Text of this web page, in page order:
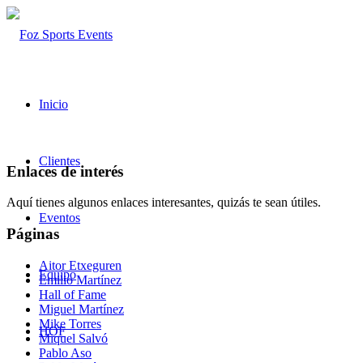
Inicio
Clientes
Eventos
Equipo
HOF
Enlaces de interés
Aquí tienes algunos enlaces interesantes, quizás te sean útiles.
Páginas
Aitor Etxeguren
Emilio Martínez
Hall of Fame
Miguel Martínez
Mike Torres
Miquel Salvó
Pablo Aso